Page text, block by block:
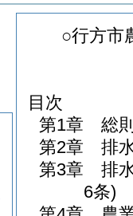
○行方市
目次
第1章
総
第2章
排
第3章
排
6条)